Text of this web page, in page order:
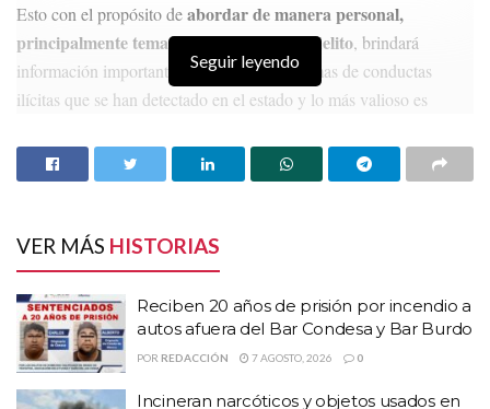
Esto con el propósito deabordar de manera personal,
principalmente temas de prevención del delito, brindará
información importante para evitar ser víctimas de conductas
ilícitas que se han detectado en el estado y lo más valioso es
HISTORIAS RELACIONADAS
Reciben 20 años de prisión por incendio a autos
afuera del Bar Condesa y Bar Burdo
Incineran narcóticos y objetos usados en hechos
delictivos
Refuerza Guadalupe seguridad urbana con una
nueva torre de vigilancia
Seguir leyendo
VER MÁS HISTORIAS
Reciben 20 años de prisión por incendio a
autos afuera del Bar Condesa y Bar Burdo
POR REDACCIÓN 7 AGOSTO, 2026 0
Incineran narcóticos y objetos usados en